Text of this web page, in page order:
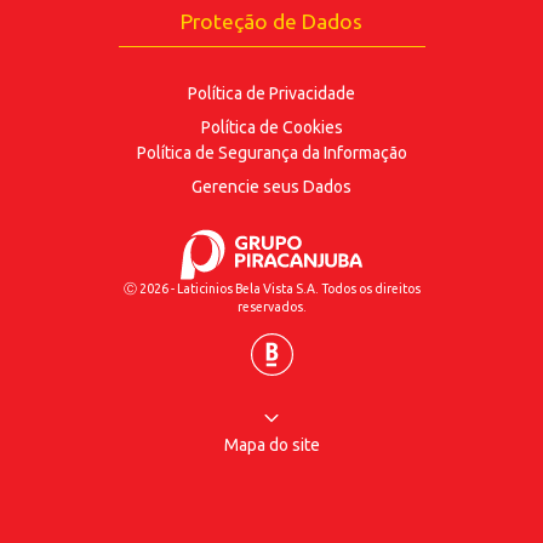
Proteção de Dados
Política de Privacidade
Política de Cookies
Política de Segurança da Informação
Gerencie seus Dados
Ⓒ 2026 - Laticinios Bela Vista S.A. Todos os direitos
reservados.
Mapa do site